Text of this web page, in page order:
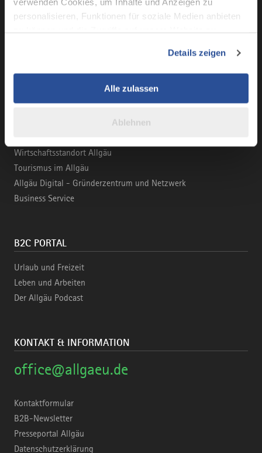
personalisieren, Funktionen für soziale Medien anbieten
Verwendung unserer Website an unsere Partner für
soziale Medien, Werbung und Analysen weiter. Unsere
Partner führen diese Informationen möglicherweise mit
weiteren Daten zusammen, die Sie ihnen bereitgestellt
Details zeigen
Alle zulassen
Ablehnen
LinkedInYouTube
Wirtschaftsstandort Allgäu
Tourismus im Allgäu
Allgäu Digital - Gründerzentrum und Netzwerk
Business Service
B2C PORTAL
Urlaub und Freizeit
Leben und Arbeiten
Der Allgäu Podcast
KONTAKT & INFORMATION
office@allgaeu.de
Kontaktformular
B2B-Newsletter
Presseportal Allgäu
Datenschutzerklärung